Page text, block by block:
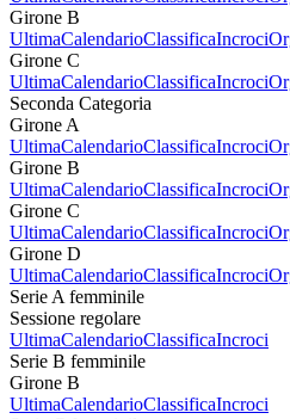
Girone B
UltimaCalendarioClassificaIncroci
Girone C
UltimaCalendarioClassificaIncroci
Seconda Categoria
Girone A
UltimaCalendarioClassificaIncroci
Girone B
UltimaCalendarioClassificaIncroci
Girone C
UltimaCalendarioClassificaIncroci
Girone D
UltimaCalendarioClassificaIncroci
Serie A femminile
Sessione regolare
UltimaCalendarioClassificaIncroci
Serie B femminile
Girone B
UltimaCalendarioClassificaIncroci